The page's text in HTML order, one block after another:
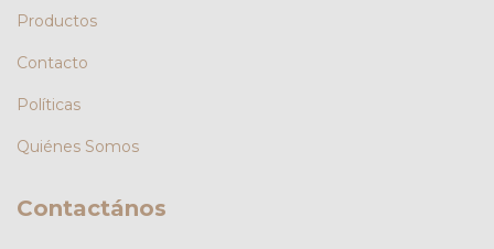
Productos
Contacto
Políticas
Quiénes Somos
Contactános